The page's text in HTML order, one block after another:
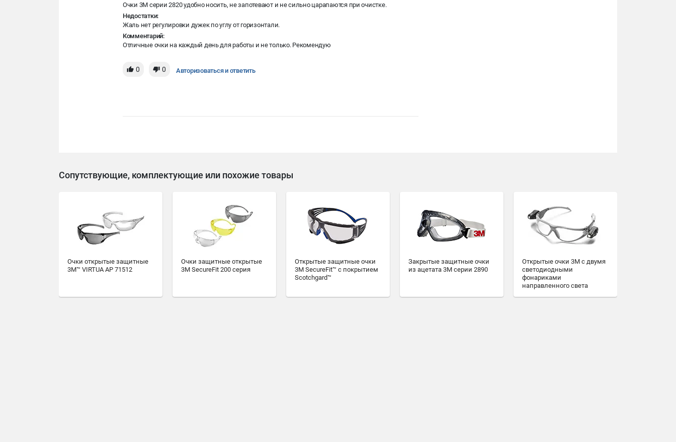
Очки 3M серии 2820 удобно носить, не запотевают и не сильно царапаются при очистке.
Недостатки:
Жаль нет регулировки дужек по углу от горизонтали.
Комментарий:
Отличные очки на каждый день для работы и не только. Рекомендую
0 0 Авторизоваться и ответить
Сопутствующие, комплектующие или похожие товары
Очки открытые защитные
3M™ VIRTUA AP 71512
Очки защитные открытые
3М SecureFit 200 серия
Открытые защитные очки
3M SecureFit™ с покрытием
Scotchgard™
Закрытые защитные очки
из ацетата 3M серии 2890
Открытые очки 3M с двумя
светодиодными
фонариками
направленного света